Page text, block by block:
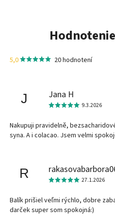
5,0 20 hodnotení
J Jana H
9.3.2026
Nakupuji pravidelně,
syna. A i colacao. Jsem velmi
R 27.1.2026
Balík prišiel veľmi rýchlo, dobre
darček super som spokojná:)